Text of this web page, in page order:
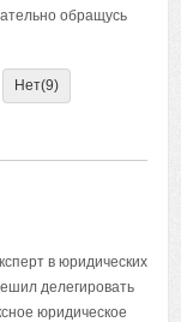
обращусь
Нет(9)
в юридических
делегировать
юридическое